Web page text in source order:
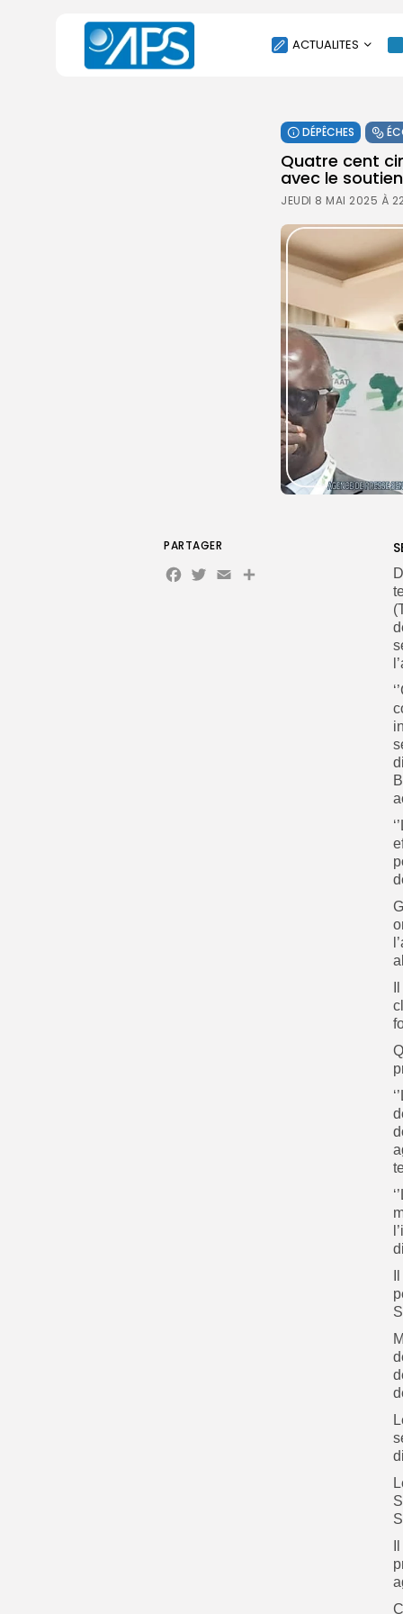
ACTUALITES
SOCIÉTÉ
ÉCONOMIE
CULTURE
ENVIRONNEMENT
INTERNATIONAL
AGENDA
SANTE
DÉPÊCHES
Quatre cent
avec le
JEUDI 8 MAI 2025 À
PARTAGER
Facebook
Twitter
EmailPartager